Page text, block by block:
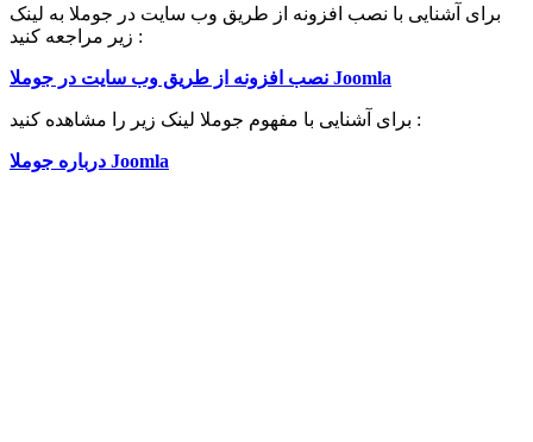
برای آشنایی با نصب افزونه از طریق وب سایت در جوملا به لینک
زیر مراجعه کنید :
نصب افزونه از طریق وب سایت در جوملا Joomla
برای آشنایی با مفهوم جوملا لینک زیر را مشاهده کنید :
درباره جوملا Joomla